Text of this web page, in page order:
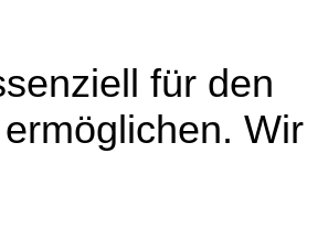
für den
Wir